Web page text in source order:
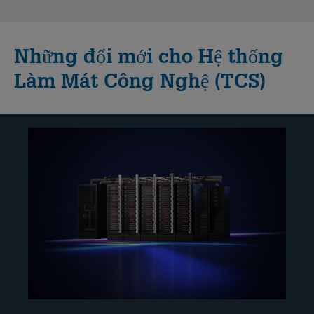
Những đổi mới cho Hệ thống
Làm Mát Công Nghệ (TCS)